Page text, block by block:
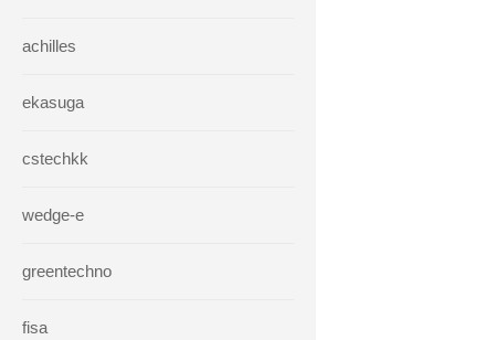
achilles
ekasuga
cstechkk
wedge-e
greentechno
fisa